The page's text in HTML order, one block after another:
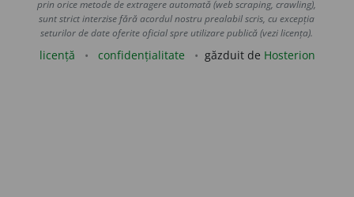
prin orice metode de extragere automată (web scraping, crawling),
sunt strict interzise fără acordul nostru prealabil scris, cu excepția
seturilor de date oferite oficial spre utilizare publică (vezi licența).
licență confidențialitate găzduit de Hosterion